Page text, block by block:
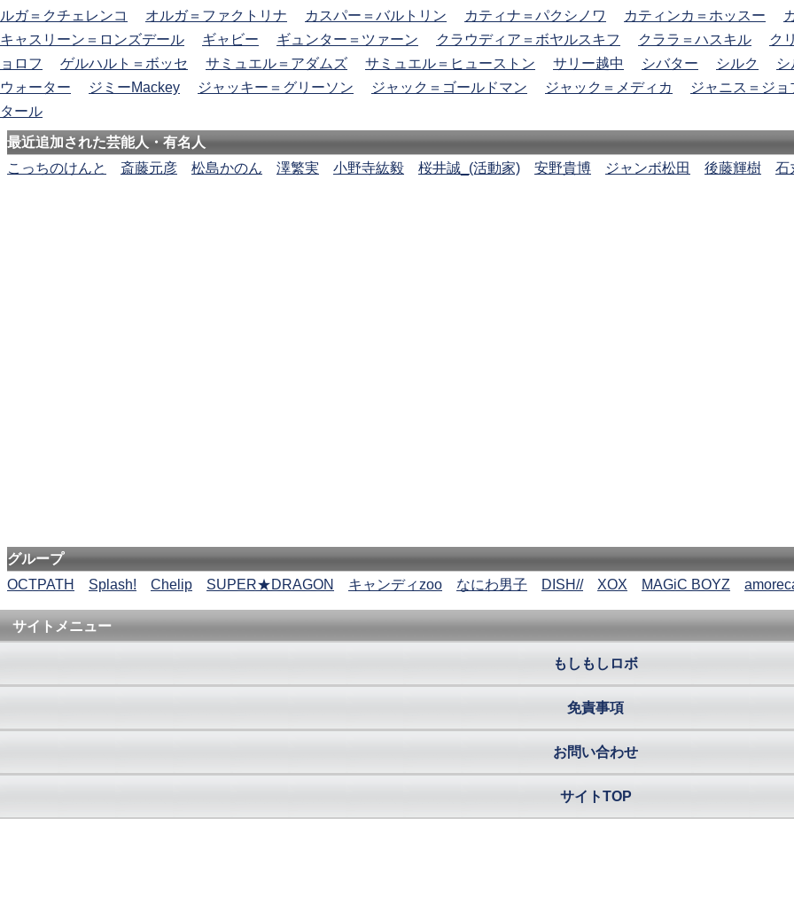
ルガ＝クチェレンコ
オルガ＝ファクトリナ カスパー＝バルトリン カティナ＝パクシノワ カティンカ＝ホッスー
キャスリーン＝ロンズデール
ギャビー ギュンター＝ツァーン クラウディア＝ボヤルスキフ クララ＝ハスキル
ク
ョロフ
ゲルハルト＝ボッセ サミュエル＝アダムズ サミュエル＝ヒューストン サリー越中 シバター シルク
ウォーター
ジミーMackey ジャッキー＝グリーソン ジャック＝ゴールドマン ジャック＝メディカ
ジャニス＝ジョ
タール
最近追加された芸能人・有名人
こっちのけんと
斎藤元彦 松島かのん 澤繁実 小野寺紘毅 桜井誠_(活動家) 安野貴博 ジャンボ松田 後藤輝樹 石
グループ
OCTPATH
Splash! Chelip SUPER★DRAGON キャンディzoo なにわ男子 DISH// XOX MAGiC BOYZ
サイトメニュー
もしもしロボ
免責事項
お問い合わせ
サイトTOP